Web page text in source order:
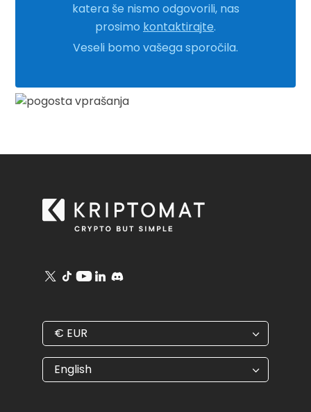
katera še nismo odgovorili, nas
prosimo kontaktirajte.
Veseli bomo vašega sporočila.
€ EUR
€ EUR
$ USD
₺ TRY
English